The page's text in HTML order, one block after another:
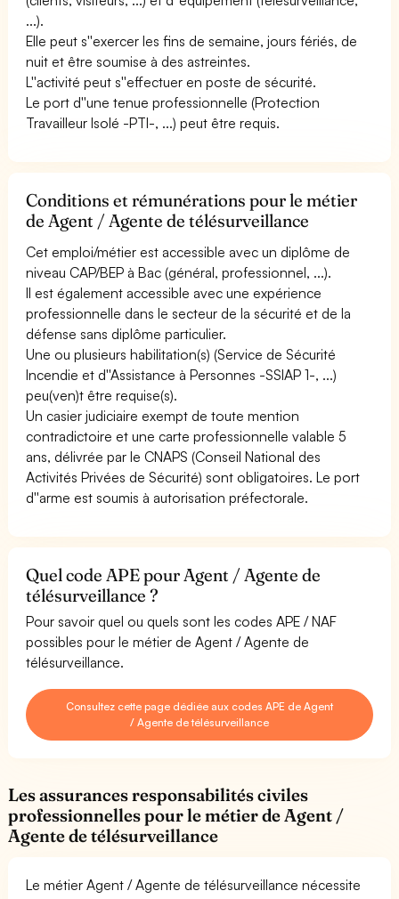
...).
Elle peut s''exercer les fins de semaine, jours fériés, de
nuit et être soumise à des astreintes.
L''activité peut s''effectuer en poste de sécurité.
Le port d''une tenue professionnelle (Protection
Travailleur Isolé -PTI-, ...) peut être requis.
Conditions et rémunérations pour le métier
de Agent / Agente de télésurveillance
Cet emploi/métier est accessible avec un diplôme de
niveau CAP/BEP à Bac (général, professionnel, ...).
Il est également accessible avec une expérience
professionnelle dans le secteur de la sécurité et de la
défense sans diplôme particulier.
Une ou plusieurs habilitation(s) (Service de Sécurité
Incendie et d''Assistance à Personnes -SSIAP 1-, ...)
peu(ven)t être requise(s).
Un casier judiciaire exempt de toute mention
contradictoire et une carte professionnelle valable 5
ans, délivrée par le CNAPS (Conseil National des
Activités Privées de Sécurité) sont obligatoires. Le port
d''arme est soumis à autorisation préfectorale.
Quel code APE pour Agent / Agente de
télésurveillance ?
Pour savoir quel ou quels sont les codes APE / NAF
possibles pour le métier de Agent / Agente de
télésurveillance.
Consultez cette page dédiée aux codes APE de Agent
/ Agente de télésurveillance
Les assurances responsabilités civiles
professionnelles pour le métier de Agent /
Agente de télésurveillance
Le métier Agent / Agente de télésurveillance nécessite